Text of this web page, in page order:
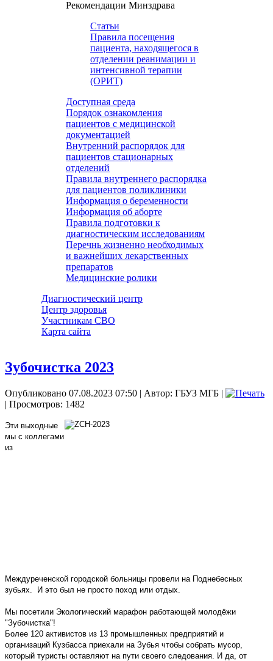
Рекомендации Минздрава
Статьи
Правила посещения
пациента, находящегося в
отделении реанимации и
интенсивной терапии
(ОРИТ)
Доступная среда
Порядок ознакомления
пациентов с медицинской
документацией
Внутренний распорядок для
пациентов стационарных
отделений
Правила внутреннего распорядка
для пациентов поликлиники
Информация о беременности
Информация об аборте
Правила подготовки к
диагностическим исследованиям
Перечнь жизненно необходимых
и важнейших лекарственных
препаратов
Медицинские ролики
Диагностический центр
Центр здоровья
Участникам СВО
Карта сайта
Зубочистка 2023
Опубликовано 07.08.2023 07:50 | Автор: ГБУЗ МГБ |
| Просмотров: 1482
Эти выходные
мы с коллегами
из
Междуреченской городской больницы провели на Поднебесных
зубьях.
И это был не просто поход или отдых.
Мы посетили Экологический марафон работающей молодёжи
"Зубочистка"!
Более 120 активистов из 13 промышленных предприятий и
организаций Кузбасса приехали на Зубья чтобы собрать мусор,
который туристы оставляют на пути своего следования. И да, от